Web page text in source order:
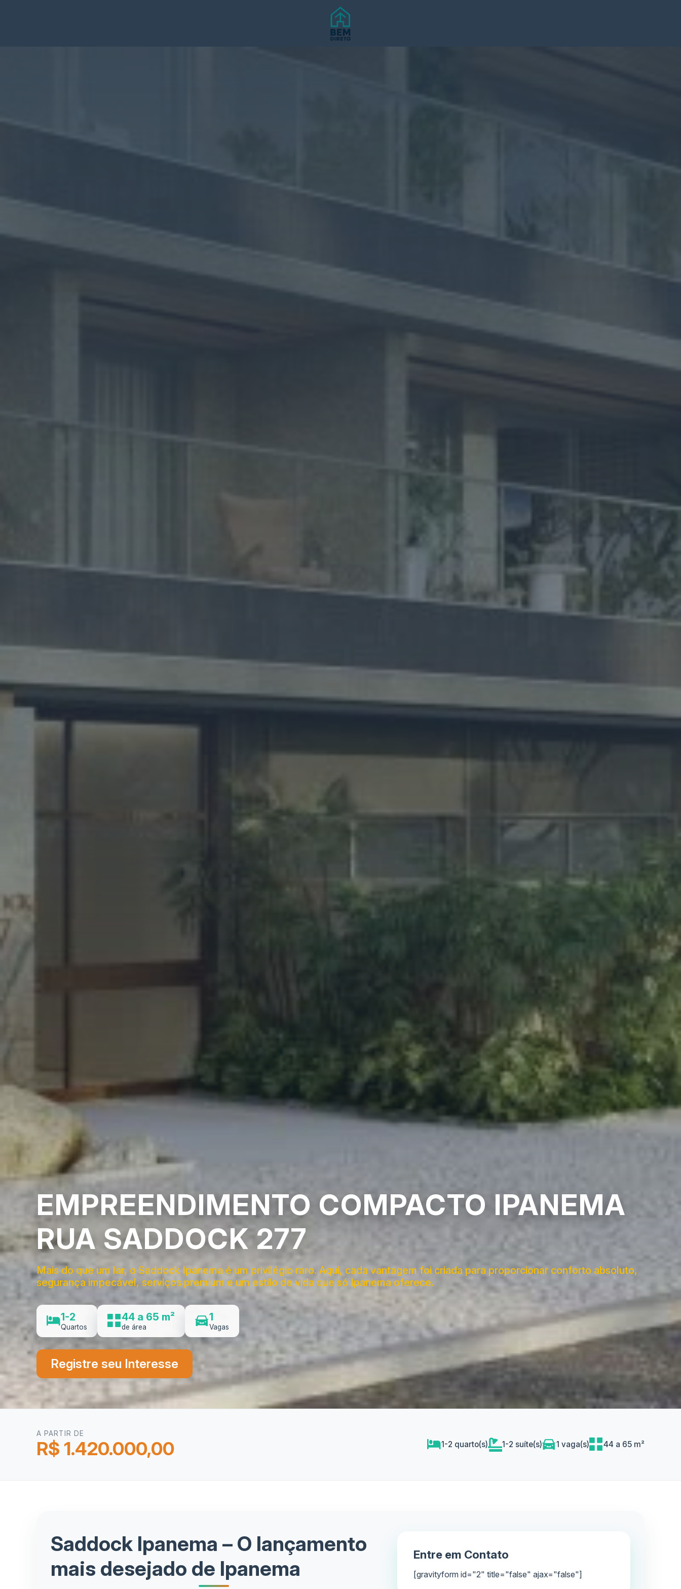
EMPREENDIMENTO COMPACTO IPANEMA
RUA SADDOCK 277
Mais do que um lar, o Saddock Ipanema é um privilégio raro. Aqui, cada vantagem foi criada para proporcionar conforto absoluto,
segurança impecável, serviços premium e um estilo de vida que só Ipanema oferece.
1-2
Quartos
44 a 65 m²
de área
1
Vagas
Registre seu Interesse
A PARTIR DE
R$ 1.420.000,00 1-2 quarto(s) 1-2 suíte(s) 1 vaga(s) 44 a 65 m²
Saddock Ipanema – O lançamento
mais desejado de Ipanema
Entre em Contato
[gravityform id="2" title="false" ajax="false"]